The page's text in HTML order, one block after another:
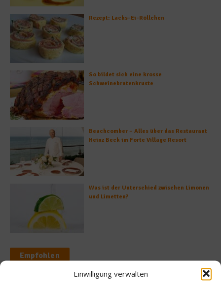
Einwilligung verwalten
Rezept: Lachs-Ei-Röllchen
So bildet sich eine krosse
Schweinebratenkruste
Beachcomber – Alles über das Restaurant
Heinz Beck im Forte Village Resort
Was ist der Unterschied zwischen Limonen
und Limetten?
Empfohlen